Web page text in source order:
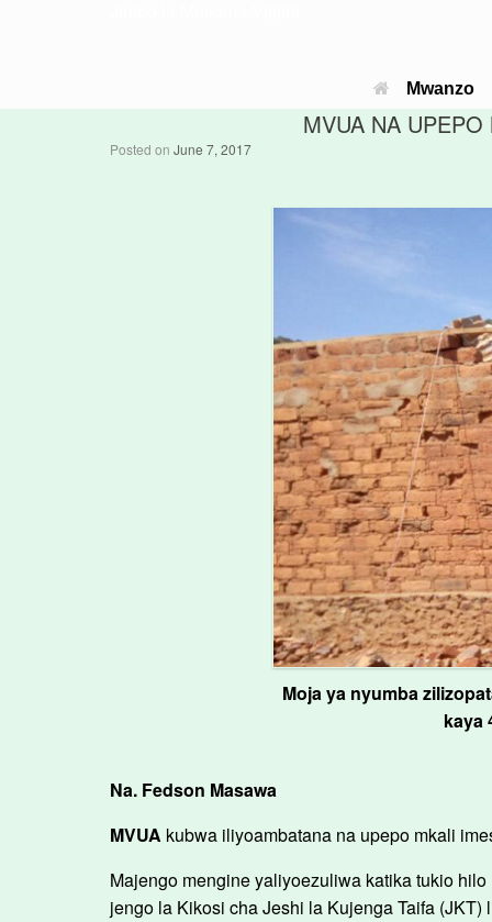
Mwanzo
MVUA NA
Posted on June 7, 2017
Moja ya nyumba
kaya
Na. Fedson Masawa
MVUA kubwa iliyoambatana na upepo mkali
Majengo mengine yaliyoezuliwa katika tukio
jengo la Kikosi cha Jeshi la Kujenga Taifa